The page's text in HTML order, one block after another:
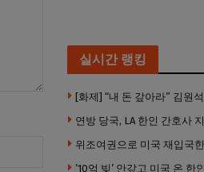
실시간 랭킹